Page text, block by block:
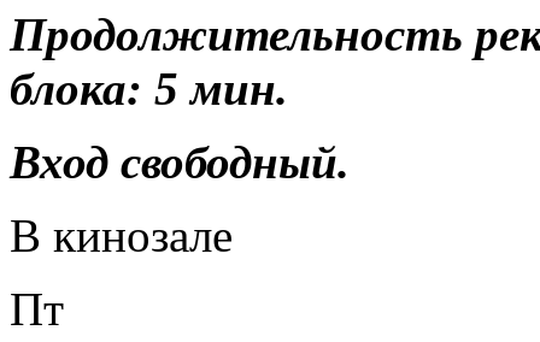
Продолжительность
блока: 5 мин.
Вход свободный.
В кинозале
Пт